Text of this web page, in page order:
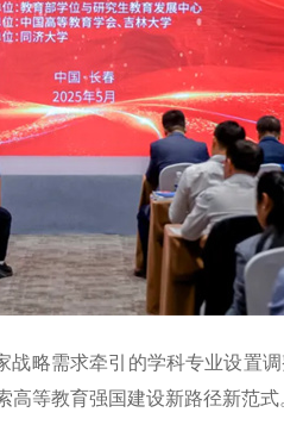
略需求牵引的学科专业设置
等教育强国建设新路径新范式。